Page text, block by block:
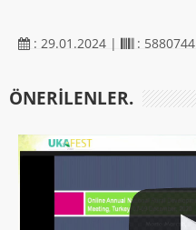
: 29.01.2024 | : 5880744
ÖNERILENLER.